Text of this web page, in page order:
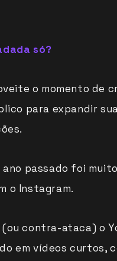
só?
o momento de
para expandir
passado foi
o Instagram.
contra-ataca) o
em vídeos curtos,